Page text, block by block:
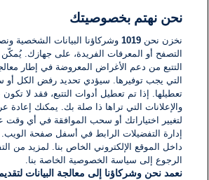
لا توجد تعليقات مكتوبة حتى الآن. كن
اكتب تعليقًا جديدًا ...
نحن نهتم بخصوصيتك
نخزن نحن1019 وشركاؤنا البيانات الشخصية
التصفح أو المعرفات الفريدة، على جهازك. يُمكّن
التتبع من دعم الأغراض المعروضة في إطار
التي يجب توفيرها. سيؤدي تحديد رفض الكل
تعطيلها. إذا تم تعطيل أدوات التتبع، فقد لا
والإعلانات التي تراها ذا صلة بك. يمكنك إعادة
لتغيير اختياراتك أو سحب الموافقة في أي
إدارة التفضيلات الرابط في أسفل صفحة الويب.
داخل الموقع الإلكتروني الخاص بنا. لمزيد من
الرجوع إلى سياسة الخصوصية الخاصة بنا.
نعمد نحن وشركاؤنا إلى معالجة البيانات